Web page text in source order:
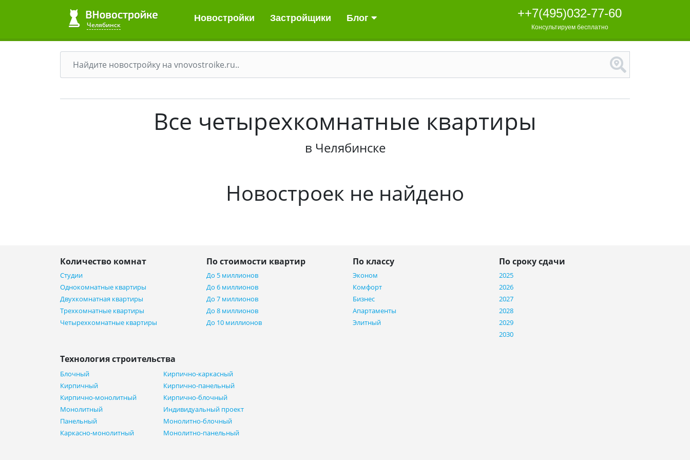
Челябинск
Новостройки Застройщики Блог ++7(495)032-77-60
Консультируем бесплатно
Все четырехкомнатные квартиры
в Челябинске
Новостроек не найдено
Количество комнат
Студии
Однокомнатные квартиры
Двухкомнатная квартиры
Трехкомнатные квартиры
Четырехкомнатные квартиры
По стоимости квартир
До 5 миллионов
До 6 миллионов
До 7 миллионов
До 8 миллионов
До 10 миллионов
По классу
Эконом
Комфорт
Бизнес
Апартаменты
Элитный
По сроку сдачи
2025
2026
2027
2028
2029
2030
Технология строительства
Блочный
Кирпичный
Кирпично-монолитный
Монолитный
Панельный
Каркасно-монолитный
Кирпично-каркасный
Кирпично-панельный
Кирпично-блочный
Индивидуальный проект
Монолитно-блочный
Монолитно-панельный